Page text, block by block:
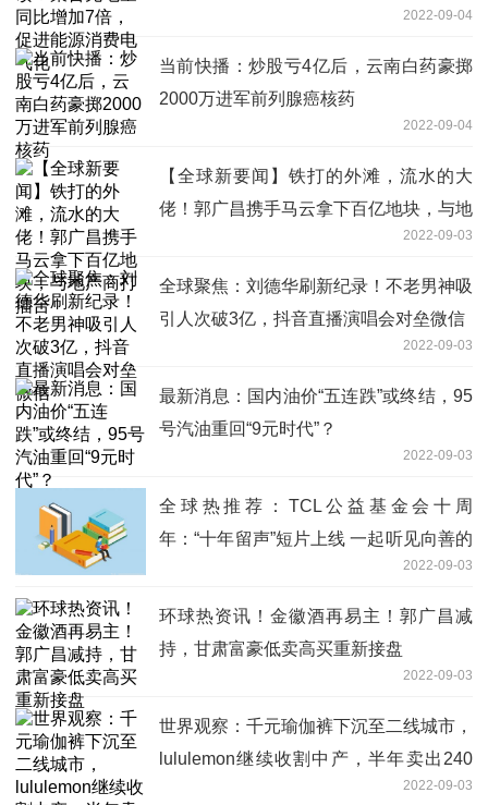
2022-09-04
当前快播：炒股亏4亿后，云南白药豪掷
2000万进军前列腺癌核药
2022-09-04
【全球新要闻】铁打的外滩，流水的大
佬！郭广昌携手马云拿下百亿地块，与地
2022-09-03
全球聚焦：刘德华刷新纪录！不老男神吸
引人次破3亿，抖音直播演唱会对垒微信
2022-09-03
最新消息：国内油价“五连跌”或终结，95
号汽油重回“9元时代”？
2022-09-03
全球热推荐：TCL公益基金会十周
年：“十年留声”短片上线 一起听见向善的
2022-09-03
环球热资讯！金徽酒再易主！郭广昌减
持，甘肃富豪低卖高买重新接盘
2022-09-03
世界观察：千元瑜伽裤下沉至二线城市，
lululemon继续收割中产，半年卖出240
2022-09-03